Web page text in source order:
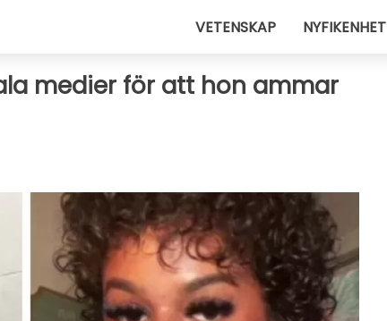
VETENSKAP NYFIKENHET
medier för att hon ammar